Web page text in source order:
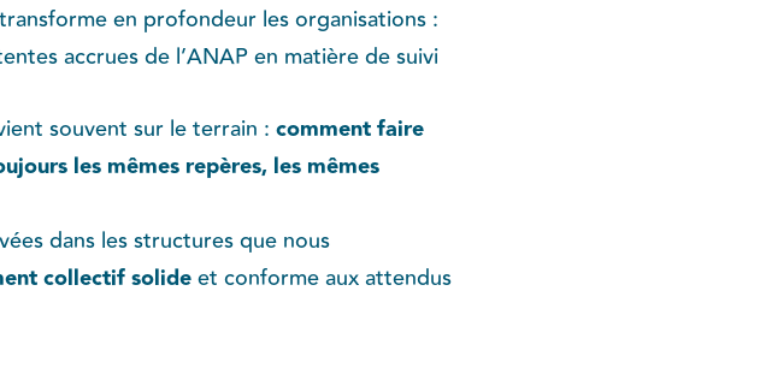
transforme en profondeur les organisations :
accrues de l’ANAP en matière de suivi
souvent sur le terrain :comment faire
les mêmes repères, les mêmes
dans les structures que nous
collectif solideet conforme aux attendus